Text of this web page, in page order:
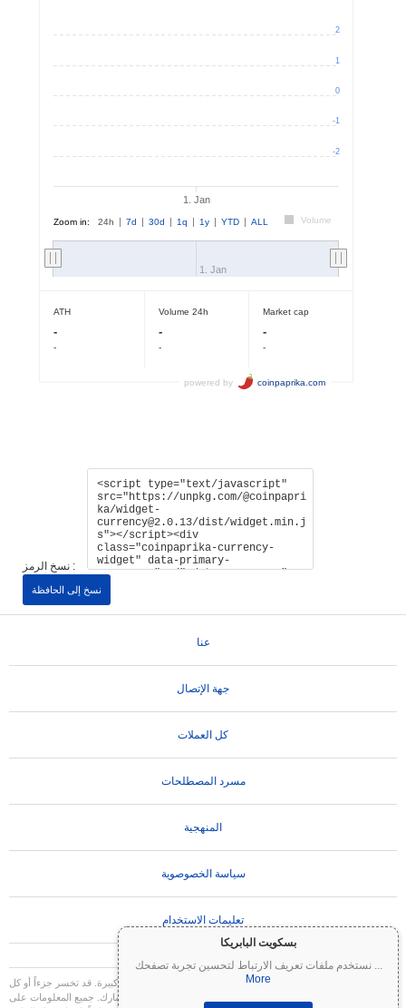
بسكويت البابريكا
نستخدم ملفات تعريف الارتباط لتحسين تجربة تصفحك ...
More
نسخ الرمز :
نسخ إلى الحافظة
عنا
جهة الإتصال
كل العملات
مسرد المصطلحات
المنهجية
سياسة الخصوصوية
تعليمات الاستخدام
العملات المشفرة شديدة التقلب وتنطوي على مخاطر كبيرة. قد تخسر جزءاً أو كل
استثمارك. جميع المعلومات على Coinpaprika مقدمة لأغراض إعلامية فقط ولا تشكل نصيحة